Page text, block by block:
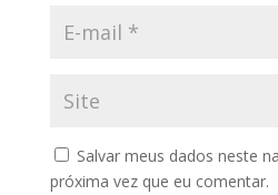
Salvar meus dados neste
próxima vez que eu comentar.